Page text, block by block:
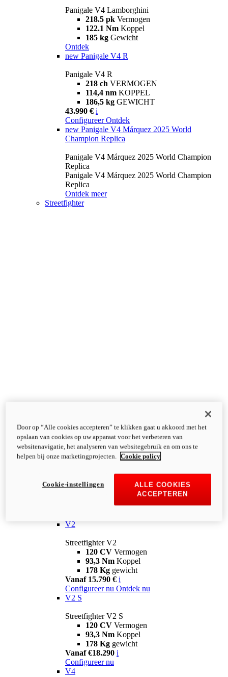
Panigale V4 Lamborghini
218.5 pk Vermogen
122.1 Nm Koppel
185 kg Gewicht
Ontdek
new Panigale V4 R
Panigale V4 R
218 ch VERMOGEN
114,4 nm KOPPEL
186,5 kg GEWICHT
43.990 € i
Configureer Ontdek
new Panigale V4 Márquez 2025 World
Champion Replica
Panigale V4 Márquez 2025 World Champion
Replica
Panigale V4 Márquez 2025 World Champion
Replica
Ontdek meer
Streetfighter
V2
Streetfighter V2
120 CV Vermogen
93,3 Nm Koppel
178 Kg gewicht
Vanaf 15.790 € i
Configureer nu Ontdek nu
V2 S
Streetfighter V2 S
120 CV Vermogen
93,3 Nm Koppel
178 Kg gewicht
Vanaf €18.290 i
Configureer nu
V4
Door op “Alle cookies accepteren” te klikken gaat u akkoord met het
opslaan van cookies op uw apparaat voor het verbeteren van
websitenavigatie, het analyseren van websitegebruik en om ons te
helpen bij onze marketingprojecten.
Cookie policy
ALLE COOKIES
ACCEPTEREN
Cookie-instellingen